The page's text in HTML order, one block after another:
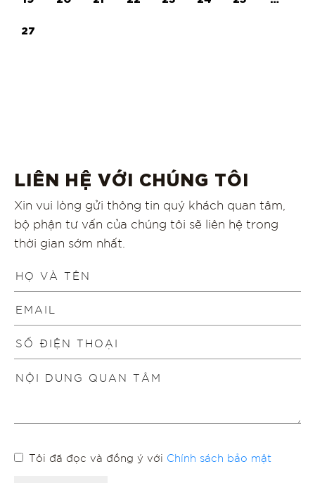
27
LIÊN HỆ VỚI CHÚNG TÔI
Xin vui lòng gửi thông tin quý khách quan tâm,
bộ phận tư vấn của chúng tôi sẽ liên hệ trong
thời gian sớm nhất.
Tôi đã đọc và đồng ý với Chính sách bảo mật